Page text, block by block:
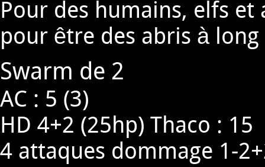
Pour des humains, elfs
pour être des abris à
Swarm de 2
AC : 5 (3)
HD 4+2 (25hp) Thaco : 15
4 attaques dommage 1-